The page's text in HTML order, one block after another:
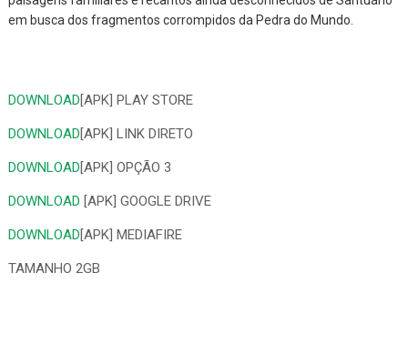
em busca dos fragmentos corrompidos da Pedra do Mundo.
DOWNLOAD[APK] PLAY STORE
DOWNLOAD[APK] LINK DIRETO
DOWNLOAD[APK] OPÇÃO 3
DOWNLOAD [APK] GOOGLE DRIVE
DOWNLOAD[APK] MEDIAFIRE
TAMANHO 2GB